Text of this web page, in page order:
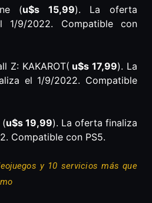
(u$s 15,99). La oferta
1/9/2022. Compatible con
Z: KAKAROT( u$s 17,99). La
el 1/9/2022. Compatible
(u$s 19,99). La oferta finaliza
Compatible con PS5.
y 10 servicios más que